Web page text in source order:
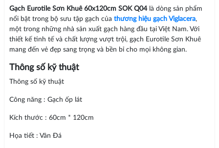
Gạch Eurotile Sơn Khuê 60x120cm SOK Q04 là dòng sản phẩm
nổi bật trong bộ sưu tập gạch của thương hiệu gạch Viglacera,
một trong những nhà sản xuất gạch hàng đầu tại Việt Nam. Với
thiết kế tinh tế và chất lượng vượt trội, gạch Eurotile Sơn Khuê
mang đến vẻ đẹp sang trọng và bền bỉ cho mọi không gian.
Thông số kỹ thuật
Thông số kỹ thuật
Công năng : Gạch ốp lát
Kích thước : 60cm * 120cm
Họa tiết : Vân Đá